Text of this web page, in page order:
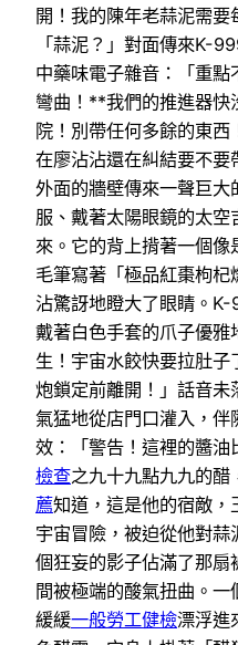
開！我的陳年老蒜泥需要
「蒜泥？」對面傳來K-
中藥味電子雜音：「重
彎曲！**我們的推進器快
院！別帶任何多餘的東
在廖沾沾還在糾結要不要
外面的牆壁傳來一聲巨
服、戴著太陽眼鏡的太
來。它的背上揹著一個像
毛筆寫著「極品紅棗枸
沾驚訝地瞪大了眼睛。
戴著白色手套的爪子優
生！宇宙水餃快要拉肚
炮鎖定前離開！」話音
氣猛地從店門口灌入，
效：「警告！這裡的醬油
檢查之九十九點九九的
薦知道，這是他的宿敵，
宇宙冒險，被迫從他對
個狂妄的影子佔滿了那
間被極端的酸氣扭曲。
緩緩一般勞工健檢漂浮進